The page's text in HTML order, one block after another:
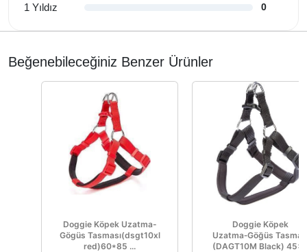
1 Yıldız 0
Beğenebileceğiniz Benzer Ürünler
Doggie Köpek Uzatma-
Gögüs Tasması(dsgt10xl
red)60*85 ...
Doggie Köpek
Uzatma‑Göğüs
(DAGT10M Black)